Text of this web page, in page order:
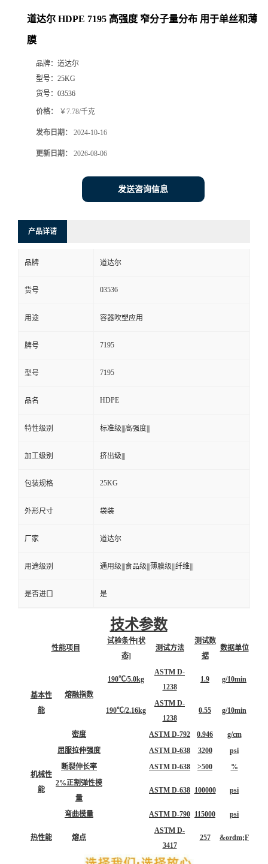
道达尔 HDPE 7195 高强度 窄分子量分布 用于单丝和薄
膜
品牌： 道达尔
型号： 25KG
货号： 03536
价格： ￥7.78/千克
发布日期： 2024-10-16
更新日期： 2026-08-06
发送咨询信息
产品详请
品牌 道达尔
货号 03536
用途 容器吹塑应用
牌号 7195
型号 7195
品名 HDPE
特性级别 标准级|||高强度|||
加工级别 挤出级|||
包装规格 25KG
外形尺寸 袋装
厂家 道达尔
用途级别 通用级|||食品级|||薄膜级|||纤维|||
是否进口 是
技术参数
性能项目
试验条件[状
态]
测试方法
测试数
据
数据单位
基本性
能
熔融指数
190℃/5.0kg
ASTM D-
1238
1.9 g/10min
190℃/2.16kg
ASTM D-
1238
0.55 g/10min
密度 ASTM D-792 0.946 g/cm
机械性
能
屈服拉伸强度 ASTM D-638 3200
psi
断裂伸长率
ASTM D-638 >500
%
2%正割弹性模
量
ASTM D-638 100000 psi
弯曲模量 ASTM D-790 115000 psi
热性能 熔点
ASTM D-
3417
257 &ordm;F